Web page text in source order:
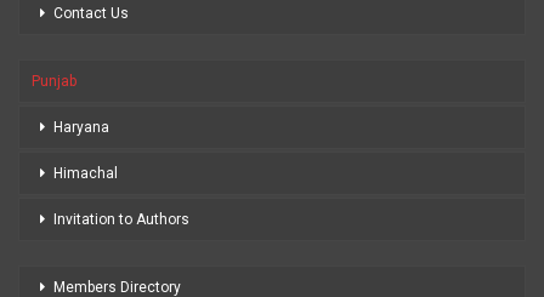
Contact Us
Punjab
Haryana
Himachal
Invitation to Authors
Members Directory